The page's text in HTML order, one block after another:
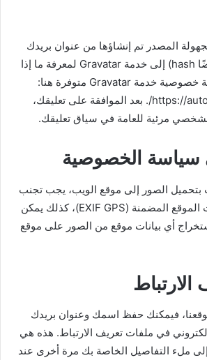
المصدر تم إنشاؤها من عنوان بريدك
الإلكتروني (وتسمى أيضًا hash) إلى خدمة Gravatar لمعرفة ما إذا
كنت تستخدمها. سياسة خصوصية خدمة Gravatar متوفرة هنا:
https://automattic.com/privacy/. بعد الموافقة على تعليقك،
مرئية للعامة في سياق تعليقك.
سياسة الخصوصية
بتحميل الصور إلى موقع الويب، يجب تجنب
تحميل الصور مع بيانات الموقع المضمنة (EXIF GPS)، كذلك يمكن
أي بيانات موقع من الصور على موقع
فيمكنك حفظ اسمك وعنوان بريدك
في ملفات تعريف الارتباط. هذه هي
ملء التفاصيل الخاصة بك مرة أخرى عند